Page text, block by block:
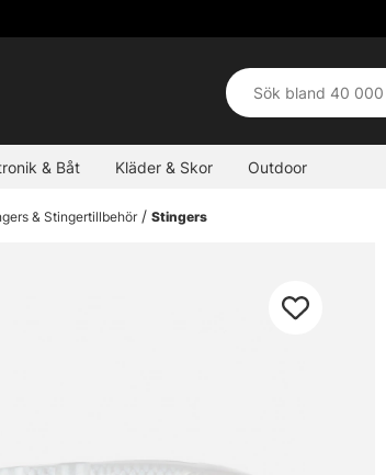
& Båt Kläder & Skor Outdoor
& Stingertillbehör Stingers